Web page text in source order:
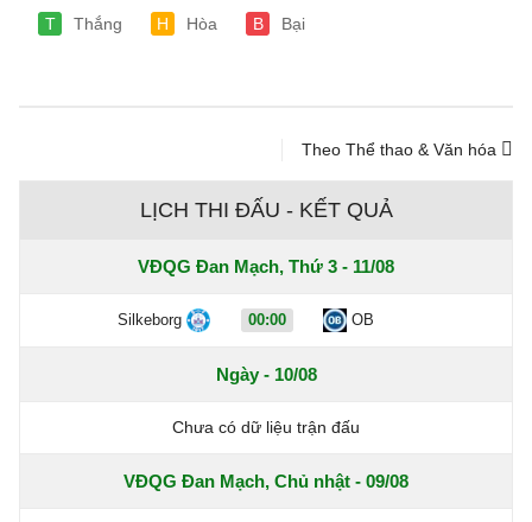
T Thắng H Hòa B Bại
Theo Thể thao & Văn hóa
LỊCH THI ĐẤU - KẾT QUẢ
VĐQG Đan Mạch, Thứ 3 - 11/08
Silkeborg 00:00 OB
Ngày - 10/08
Chưa có dữ liệu trận đấu
VĐQG Đan Mạch, Chủ nhật - 09/08